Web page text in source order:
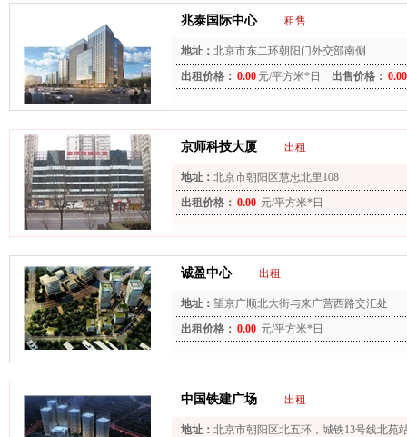
兆泰国际中心 租售
地址： 北京市东二环朝阳门外交部南侧
出租价格： 0.00 元/平方米*日 出售价格： 0.00
京师科技大厦 出租
地址： 北京市朝阳区慧忠北里108
出租价格： 0.00 元/平方米*日
诚盈中心 出租
地址： 望京广顺北大街与来广营西路交汇处
出租价格： 0.00 元/平方米*日
中国铁建广场 出租
地址： 北京市朝阳区北五环，城铁13号线北苑